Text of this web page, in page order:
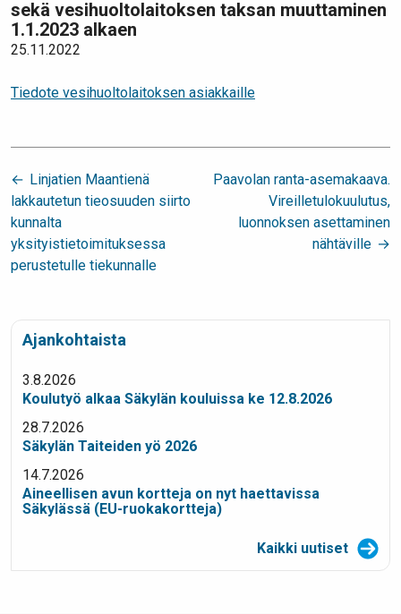
sekä vesihuoltolaitoksen taksan muuttaminen
1.1.2023 alkaen
25.11.2022
Tiedote vesihuoltolaitoksen asiakkaille
Artikkelien
selaus
Linjatien Maantienä
lakkautetun tieosuuden siirto
kunnalta
yksityistietoimituksessa
perustetulle tiekunnalle
Paavolan ranta-asemakaava.
Vireilletulokuulutus,
luonnoksen asettaminen
nähtäville
Ajankohtaista
3.8.2026
Koulutyö alkaa Säkylän kouluissa ke 12.8.2026
28.7.2026
Säkylän Taiteiden yö 2026
14.7.2026
Aineellisen avun kortteja on nyt haettavissa
Säkylässä (EU-ruokakortteja)
Kaikki uutiset